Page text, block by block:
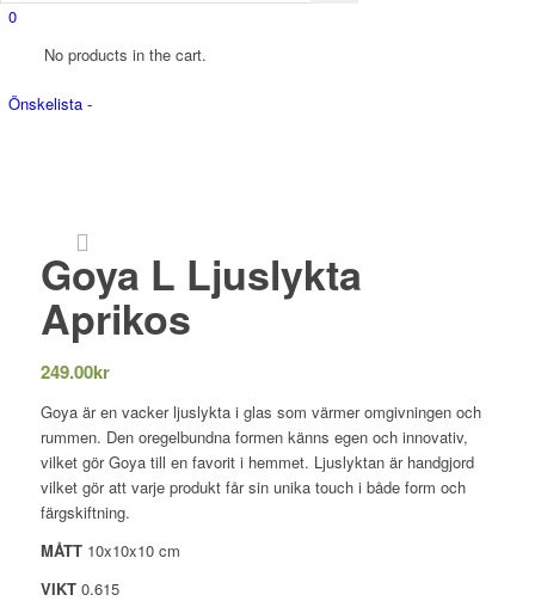
0
No products in the cart.
Önskelista -
Goya L Ljuslykta
Aprikos
249.00kr
Goya är en vacker ljuslykta i glas som värmer omgivningen och
rummen. Den oregelbundna formen känns egen och innovativ,
vilket gör Goya till en favorit i hemmet. Ljuslyktan är handgjord
vilket gör att varje produkt får sin unika touch i både form och
färgskiftning.
MÅTT 10x10x10 cm
VIKT 0.615